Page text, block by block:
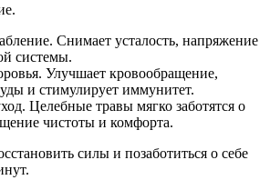
Снимает усталость, напряжение
системы.
Улучшает кровообращение,
и стимулирует иммунитет.
Целебные травы мягко заботятся о
чистоты и комфорта.
силы и позаботиться о себе